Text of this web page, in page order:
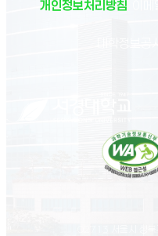
개인정보처리방침